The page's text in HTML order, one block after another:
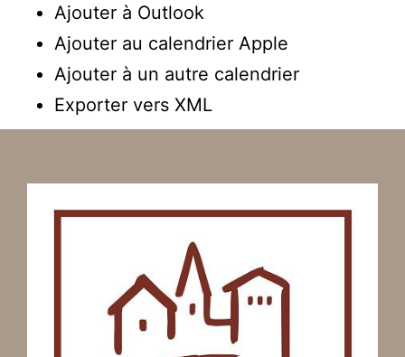
Ajouter à Outlook
Ajouter au calendrier Apple
Ajouter à un autre calendrier
Exporter vers XML